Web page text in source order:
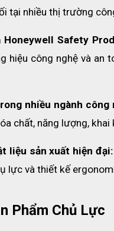
bảo vệ mắt khỏi các bụi
Hardcoat chống trầy,
• CE
tại nhiều thị trường
Honeywell Safety
hiệu công nghệ và an
nhiều ngành công
chất, năng lượng,
liệu sản xuất hiện đại:
lực và thiết kế
Phẩm Chủ Lực